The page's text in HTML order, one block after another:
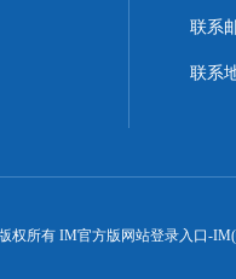
联系
联系
权所有 IM官方版网站登录入口-